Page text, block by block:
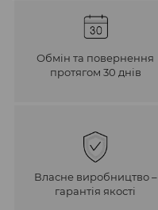
Обмін та повернення
протягом 30 днів
Власне виробництво –
гарантія якості